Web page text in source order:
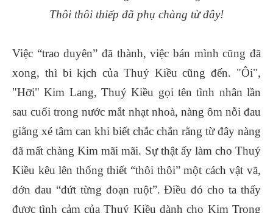
Thôi thôi thiếp đã phụ chàng từ đây!
Việc “trao duyên” đã thành, việc bán mình cũng đã
xong, thì bi kịch của Thuý Kiều cũng đến. "Ôi",
"Hỡi" Kim Lang, Thuý Kiều gọi tên tình nhân lần
sau cuối trong nước mắt nhạt nhoà, nàng ôm nỗi đau
giằng xé tâm can khi biết chắc chắn rằng từ đây nàng
đã mất chàng Kim mãi mãi. Sự thật ấy làm cho Thuý
Kiều kêu lên thống thiết “thôi thôi” một cách vật vã,
đớn đau “đứt từng đoạn ruột”. Điều đó cho ta thấy
được tình cảm của Thuý Kiều dành cho Kim Trọng